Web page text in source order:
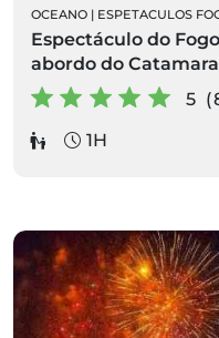
OCEANO | ESPETACULOS
Espectáculo do
abordo do
5
1H